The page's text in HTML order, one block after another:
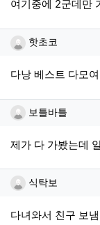
여기중에 2군데만
핫초코님의
핫초코
다낭 베스트 다모
보틀바틀
보틀바틀
제가 다 가봤는데
식탁보님의
식탁보
다녀와서 친구 보